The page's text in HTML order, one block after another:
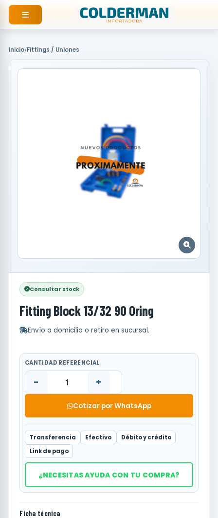
contenido
Inicio/Fittings / Uniones
Consultar stock
Fitting Block 13/32 90 Oring
Envío a domicilio o retiro en sucursal.
CANTIDAD REFERENCIAL
- +
Cotizar por WhatsApp
Transferencia Efectivo
Débito y crédito
Link de pago
¿NECESITAS AYUDA CON TU COMPRA?
Ficha técnica